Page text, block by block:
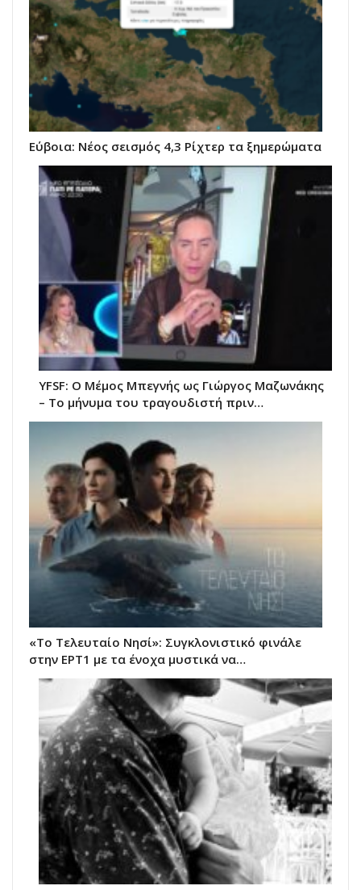
Εύβοια: Νέος σεισμός 4,3 Ρίχτερ τα ξημερώματα
YFSF: Ο Μέμος Μπεγνής ως Γιώργος Μαζωνάκης
– Το μήνυμα του τραγουδιστή πριν…
«Το Τελευταίο Νησί»: Συγκλονιστικό φινάλε
στην ΕΡΤ1 με τα ένοχα μυστικά να…